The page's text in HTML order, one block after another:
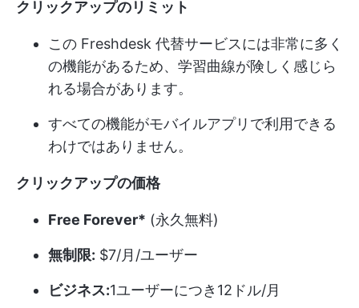
クリックアップのリミット
この Freshdesk 代替サービスには非常に多く
の機能があるため、学習曲線が険しく感じら
れる場合があります。
すべての機能がモバイルアプリで利用できる
わけではありません。
クリックアップの価格
Free Forever* (永久無料)
無制限: $7/月/ユーザー
ビジネス:1ユーザーにつき12ドル/月